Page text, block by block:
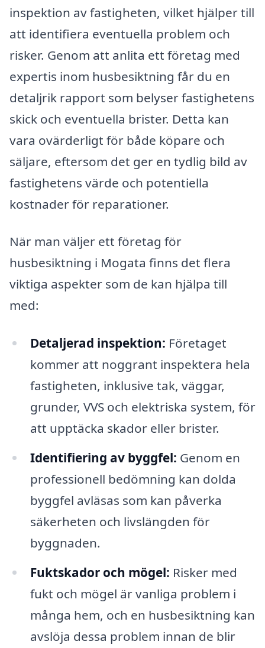
inspektion av fastigheten, vilket hjälper till
att identifiera eventuella problem och
risker. Genom att anlita ett företag med
expertis inom husbesiktning får du en
detaljrik rapport som belyser fastighetens
skick och eventuella brister. Detta kan
vara ovärderligt för både köpare och
säljare, eftersom det ger en tydlig bild av
fastighetens värde och potentiella
kostnader för reparationer.
När man väljer ett företag för
husbesiktning i Mogata finns det flera
viktiga aspekter som de kan hjälpa till
med:
Detaljerad inspektion: Företaget
kommer att noggrant inspektera hela
fastigheten, inklusive tak, väggar,
grunder, VVS och elektriska system, för
att upptäcka skador eller brister.
Identifiering av byggfel: Genom en
professionell bedömning kan dolda
byggfel avläsas som kan påverka
säkerheten och livslängden för
byggnaden.
Fuktskador och mögel: Risker med
fukt och mögel är vanliga problem i
många hem, och en husbesiktning kan
avslöja dessa problem innan de blir